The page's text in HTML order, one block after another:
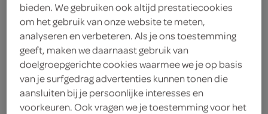
energydrinks frisdrank
vegetarisch biologisch
filter (2)
bieden. We gebruiken ook altijd prestatiecookies
om het gebruik van onze website te meten,
analyseren en verbeteren. Als je ons toestemming
geeft, maken we daarnaast gebruik van
doelgroepgerichte cookies waarmee we je op basis
van je surfgedrag advertenties kunnen tonen die
aansluiten bij je persoonlijke interesses en
voorkeuren. Ook vragen we je toestemming voor het